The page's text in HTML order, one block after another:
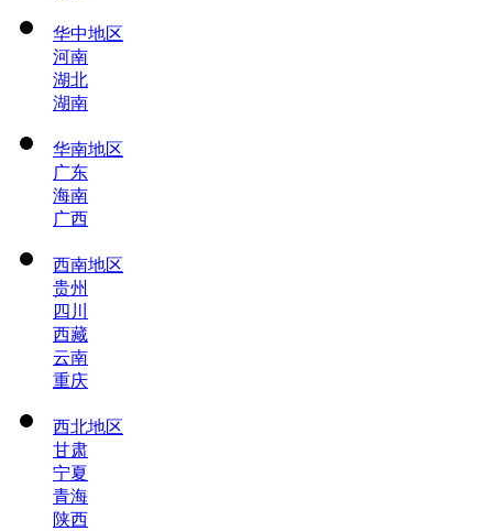
华中地区
河南
湖北
湖南
华南地区
广东
海南
广西
西南地区
贵州
四川
西藏
云南
重庆
西北地区
甘肃
宁夏
青海
陕西